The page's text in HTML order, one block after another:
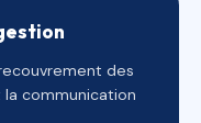
des
la communication